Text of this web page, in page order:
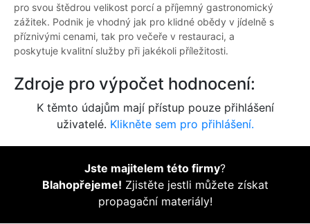
pro svou štědrou velikost porcí a příjemný gastronomický
zážitek. Podnik je vhodný jak pro klidné obědy v jídelně s
příznivými cenami, tak pro večeře v restauraci, a
poskytuje kvalitní služby při jakékoli příležitosti.
Zdroje pro výpočet hodnocení:
K těmto údajům mají přístup pouze přihlášení
uživatelé. Klikněte sem pro přihlášení.
Jste majitelem této firmy?
Blahopřejeme! Zjistěte jestli můžete získat
propagační materiály!